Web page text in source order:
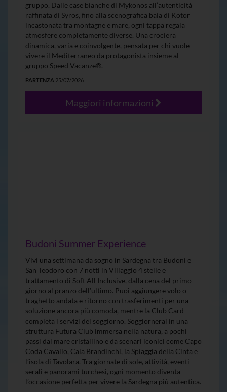
gruppo. Dalle case bianche di Mykonos all’autenticità
raffinata di Syros, fino alla scenografica baia di Kotor
incastonata tra montagne e mare, ogni tappa regala
atmosfere completamente diverse. Una crociera
dinamica, varia e coinvolgente, pensata per chi vuole
vivere il Mediterraneo da protagonista insieme al
gruppo Speed Vacanze®.
PARTENZA 25/07/2026
Maggiori informazioni
Budoni Summer Experience
Vivi una settimana da sogno in Sardegna tra Budoni e
San Teodoro con 7 notti in Villaggio 4 stelle e
trattamento di Soft All Inclusive, dalla cena del primo
giorno al pranzo dell’ultimo. Puoi aggiungere volo o
traghetto andata e ritorno con trasferimenti per una
soluzione ancora più comoda, mentre la Club Card
completa i servizi del soggiorno. Soggiornerai in una
struttura Futura Club immersa nella natura, a pochi
passi dal mare cristallino e da scenari iconici come Capo
Coda Cavallo, Cala Brandinchi, la Spiaggia della Cinta e
l’isola di Tavolara. Tra giornate di sole, attività, eventi
serali e panorami turchesi, ogni momento diventa
l’occasione perfetta per vivere la Sardegna più autentica.